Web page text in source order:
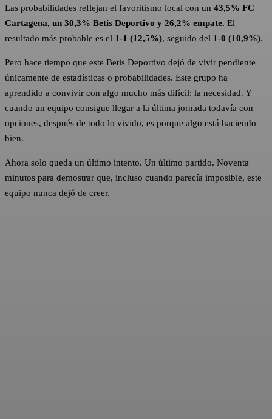
Las probabilidades reflejan el favoritismo local con un 43,5% FC
Cartagena, un 30,3% Betis Deportivo y 26,2% empate. El
resultado más probable es el 1-1 (12,5%), seguido del 1-0 (10,9%).
Pero hace tiempo que este Betis Deportivo dejó de vivir pendiente
únicamente de estadísticas o probabilidades. Este grupo ha
aprendido a convivir con algo mucho más difícil: la necesidad. Y
cuando un equipo consigue llegar a la última jornada todavía con
opciones, después de todo lo vivido, es porque algo está haciendo
bien.
Ahora solo queda un último intento. Un último partido. Noventa
minutos para demostrar que, incluso cuando parecía imposible, este
equipo nunca dejó de creer.